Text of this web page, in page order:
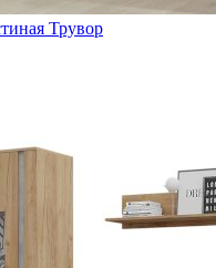
Трувор